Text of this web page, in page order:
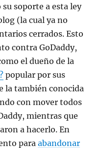
soporte a esta ley
(la cual ya no
cerrados. Esto
contra GoDaddy,
el dueño de la
popular por sus
la también conocida
con mover todos
mientras que
a hacerlo. En
paraabandonar